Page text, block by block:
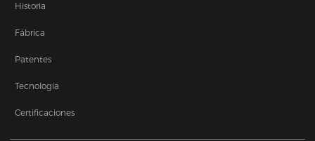
Historia
Fábrica
Patentes
Tecnología
Certificaciones